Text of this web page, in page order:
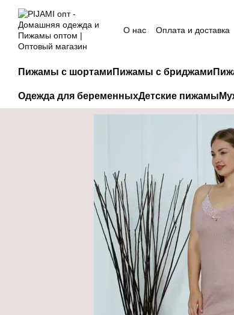
Перейти к основному контенту
О нас Оплата и доставка
Пижамы с шортами Пижамы с бриджами
Одежда для беременныхДетские пижамы